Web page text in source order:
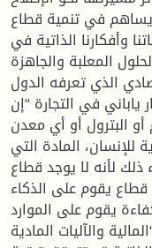
يساهم في تنمية قطاع
وأفكارنا الذاتية في
المعلبة والجاهزة
الذي تعرفه الدول
في التجارة "إن
أو البترول أو أي معدن
للإنسان، المادة التي
لأنه لا يوجد قطاع
يقوم على الذكاء
يقوم على الموارد
المالية والآليات المادية".